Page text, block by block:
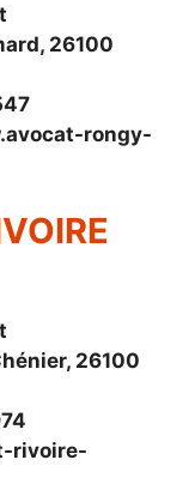
26100
rongy-
26100
rivoire-